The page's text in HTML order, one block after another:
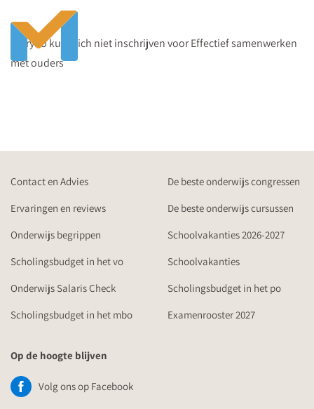
Sorry! U kunt zich niet inschrijven voor Effectief samenwerken
met ouders
Contact en Advies
De beste onderwijs congressen
Ervaringen en reviews
De beste onderwijs cursussen
Onderwijs begrippen
Schoolvakanties 2026-2027
Scholingsbudget in het vo
Schoolvakanties
Onderwijs Salaris Check
Scholingsbudget in het po
Scholingsbudget in het mbo
Examenrooster 2027
Op de hoogte blijven
Volg ons op Facebook